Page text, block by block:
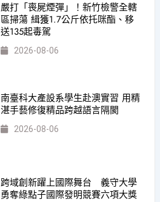
嚴打「喪屍煙彈」！新竹檢警全轄
區掃蕩 緝獲1.7公斤依托咪酯、移
送135起毒駕
2026-08-06
南臺科大產設系學生赴澳實習 用精
湛手藝修復精品跨越語言隔閡
2026-08-06
跨域創新躍上國際舞台 義守大學
勇奪綠點子國際發明競賽六項大獎